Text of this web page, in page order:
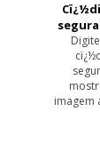
imagem